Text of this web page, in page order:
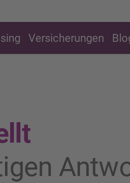
Versicherungen